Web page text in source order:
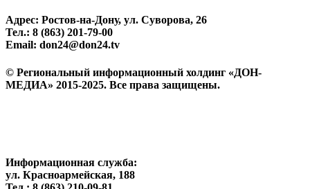
Адрес: Ростов-на-Дону, ул. Суворова, 26
Тел.: 8 (863) 201-79-00
Email: don24@don24.tv
© Региональный информационный холдинг «ДОН-
МЕДИА» 2015-2025. Все права защищены.
Информационная служба:
ул. Красноармейская, 188